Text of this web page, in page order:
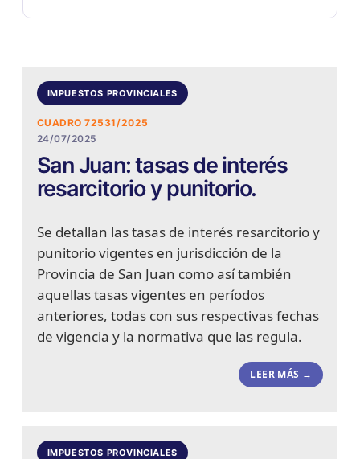
IMPUESTOS PROVINCIALES
CUADRO 72531/2025
24/07/2025
San Juan: tasas de interés
resarcitorio y punitorio.
Se detallan las tasas de interés resarcitorio y
punitorio vigentes en jurisdicción de la
Provincia de San Juan como así también
aquellas tasas vigentes en períodos
anteriores, todas con sus respectivas fechas
de vigencia y la normativa que las regula.
LEER MÁS →
IMPUESTOS PROVINCIALES